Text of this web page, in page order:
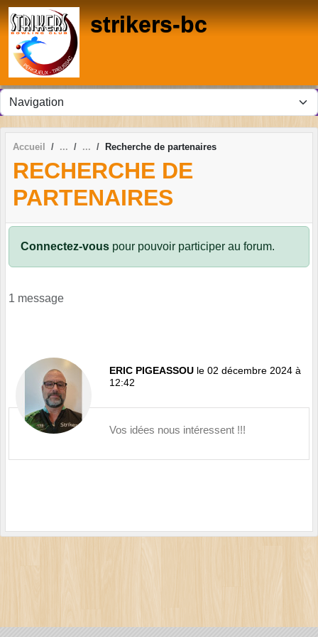
strikers-bc
Accueil Recherche de partenaires
RECHERCHE DE
PARTENAIRES
Connectez-vous pour pouvoir participer au forum.
1 message
ERIC PIGEASSOU le 02 décembre 2024 à
12:42
Vos idées nous intéressent !!!
Panneau de gestion des cookies